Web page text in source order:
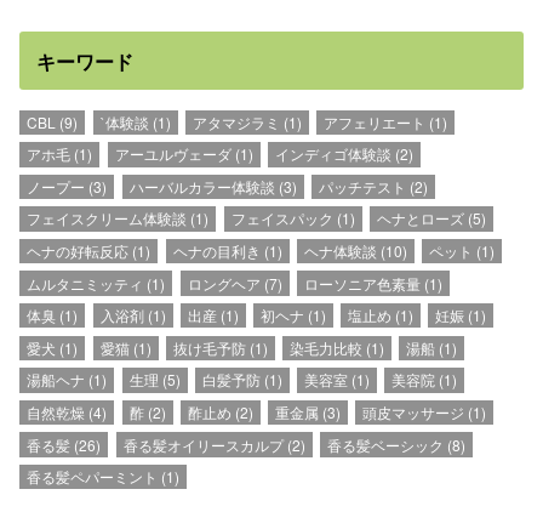
キーワード
CBL (9) `体験談 (1) アタマジラミ (1) アフェリエート (1)
アホ毛 (1) アーユルヴェーダ(1) インディゴ体験談 (2)
ノープー (3) ハーバルカラー体験談 (3) パッチテスト (2)
フェイスクリーム体験談 (1) フェイスパック (1) ヘナとローズ(5)
ヘナの好転反応 (1) ヘナの目利き (1) ヘナ体験談 (10) ペット (1)
ムルタニミッティ (1) ロングヘア (7) ローソニア色素量(1)
体臭 (1) 入浴剤(1) 出産(1) 初ヘナ (1) 塩止め (1) 妊娠 (1)
愛犬 (1) 愛猫(1) 抜け毛予防(1) 染毛力比較 (1) 湯船 (1)
湯船ヘナ (1) 生理 (5) 白髪予防(1) 美容室 (1) 美容院 (1)
自然乾燥 (4) 酢(2) 酢止め (2) 重金属 (3) 頭皮マッサージ (1)
香る髪 (26) 香る髪オイリースカルプ(2) 香る髪ベーシック (8)
香る髪ペパーミント (1)